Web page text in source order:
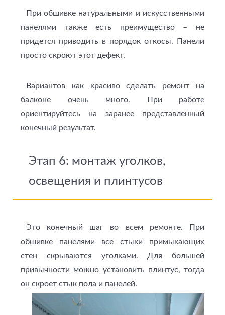
При обшивке натуральными и искусственными
панелями также есть преимущество – не
придется приводить в порядок откосы. Панели
просто скроют этот дефект.
Вариантов как красиво сделать ремонт на
балконе очень много. При работе
ориентируйтесь на заранее представленный
конечный результат.
Этап 6: монтаж уголков,
освещения и плинтусов
Это конечный шаг во всем ремонте. При
обшивке панелями все стыки примыкающих
стен скрываются уголками. Для большей
привычности можно установить плинтус, тогда
он скроет стык пола и панелей.